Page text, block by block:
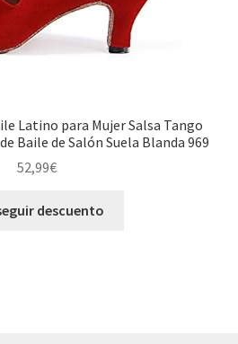
Latino para Mujer Salsa Tango
Baile de Salón Suela Blanda 969
52,99€
descuento